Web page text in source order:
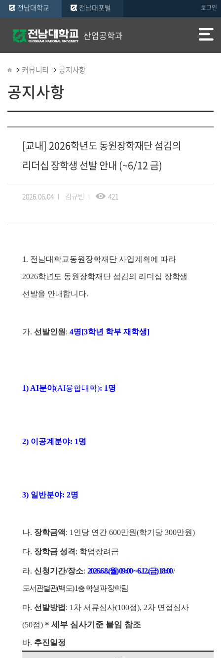
로그인
전남대학교 전남대포털
산업공학과
커뮤니티 공지사항
공지사항
[교내] 2026학년도 동원장학재단 섬김의
리더십 장학생 선발 안내 (~6/12 금)
2026.06.04 김규빈 421
1. 전남대학교동원장학재단 사업계획에 따라
2026학년도 동원장학재단 섬김의 리더십 장학생
선발을 안내합니다.
가. 선발인원 : 4명[3학년 학부 재학생]
1) AI분야(AI융합대학): 1명
2) 이공계분야: 1명
3) 일반분야: 2명
나. 장학금액: 1 인당 연간 600만원(학기당 300만원)
다. 장학금 성격 : 학업장려금
라. 신청기간/장소: 2026.6.8.(월) 09:00 ~ 6.12.(금) 18:00/
도서관별관(백도) 1층 학생과 장학팀
마. 선발방법 : 1 차 서류심사(100점), 2차 면접심사
(50점) * 세부 심사기준 붙임 참조
바. 추진일정